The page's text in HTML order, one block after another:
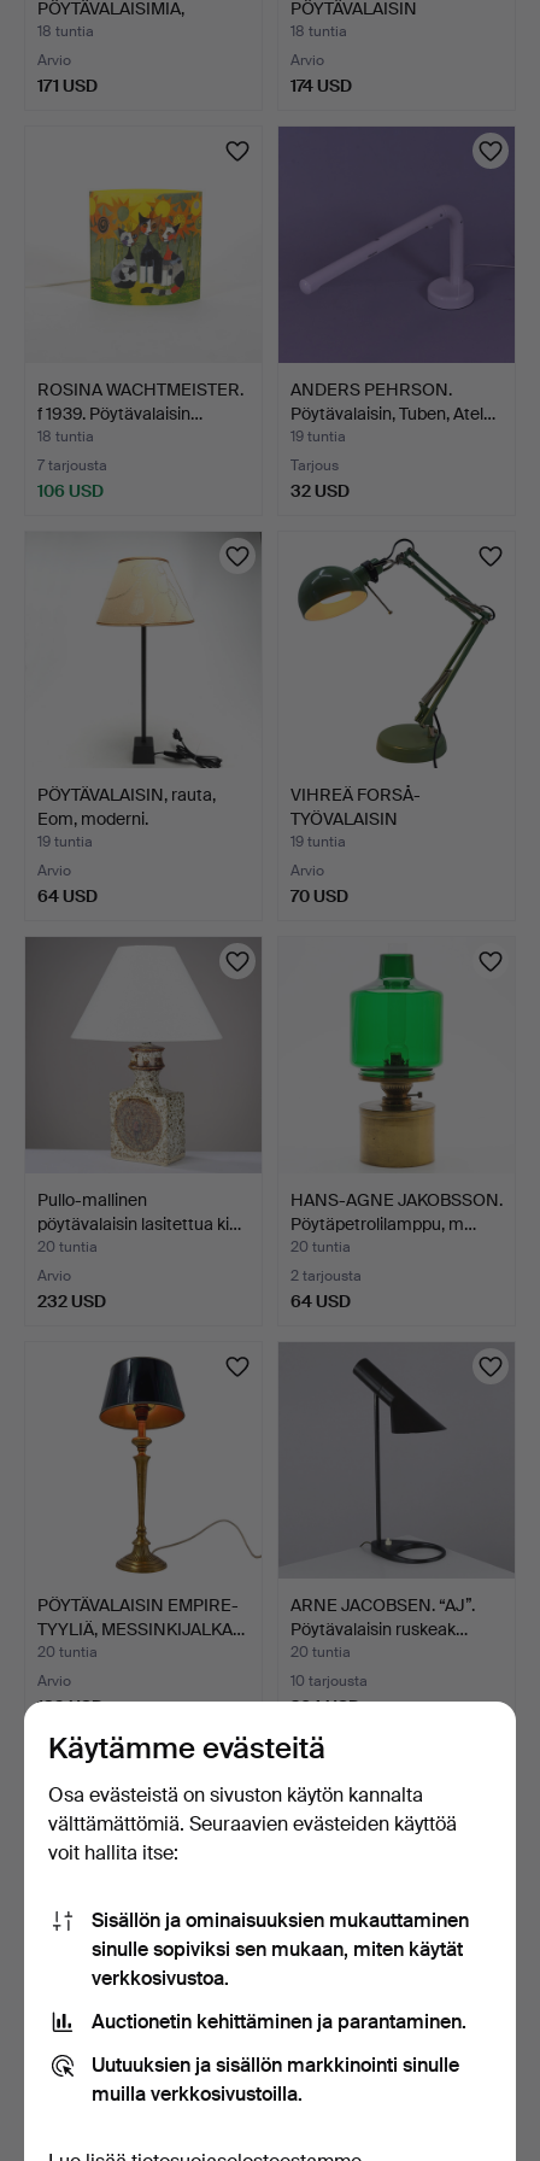
PÖYTÄVALAISIMIA,
messinkiä…
18 tuntia
Arvio
171 USD
PÖYTÄVALAISIN
KRISTALLILASIA JA…
18 tuntia
Arvio
174 USD
ROSINA WACHTMEISTER.
f 1939. Pöytävalaisin…
18 tuntia
7 tarjousta
106 USD
ANDERS PEHRSON.
Pöytävalaisin, Tuben, Atel…
19 tuntia
Tarjous
32 USD
PÖYTÄVALAISIN, rauta,
Eom, moderni.
19 tuntia
Arvio
64 USD
VIHREÄ FORSÅ-
TYÖVALAISIN
SÄÄDETTÄVÄLLÄ JA …
19 tuntia
Arvio
70 USD
Pullo-mallinen
pöytävalaisin lasitettua ki…
20 tuntia
Arvio
232 USD
HANS-AGNE JAKOBSSON.
Pöytäpetrolilamppu, m…
20 tuntia
2 tarjousta
64 USD
PÖYTÄVALAISIN EMPIRE-
TYYLIÄ, MESSINKIJALKA…
20 tuntia
Arvio
139 USD
ARNE JACOBSEN. “AJ”.
Pöytävalaisin ruskeak…
20 tuntia
10 tarjousta
264 USD
SININEN FORSÅ-
TYÖVALAISIN
SÄÄDETTÄVÄLLÄ JA…
20 tuntia
PÖYTÄVALAISIN, taidelasia,
Pukeberg, 1970/…
20 tuntia
2 tarjousta
Käytämme evästeitä
Osa evästeistä on sivuston käytön kannalta
välttämättömiä. Seuraavien evästeiden käyttöä
voit hallita itse:
Sisällön ja ominaisuuksien mukauttaminen
sinulle sopiviksi sen mukaan, miten käytät
verkkosivustoa.
Auctionetin kehittäminen ja parantaminen.
Uutuuksien ja sisällön markkinointi sinulle
muilla verkkosivustoilla.